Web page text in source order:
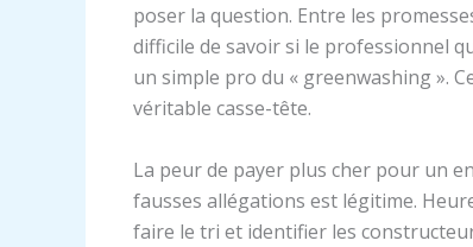
poser la question. Entre les
difficile de savoir si le professionnel
un simple pro du « greenwashing ».
véritable casse-tête.
La peur de payer plus cher pour un
fausses allégations est légitime.
faire le tri et identifier les